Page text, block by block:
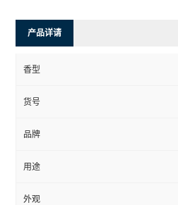
产品详请
香型
货号
品牌
用途
外观